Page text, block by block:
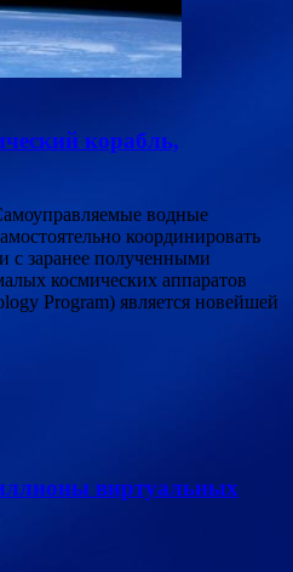
корабль,
водные
координировать
с заранее полученными
космических аппаратов
Program) является новейшей
виртуальных